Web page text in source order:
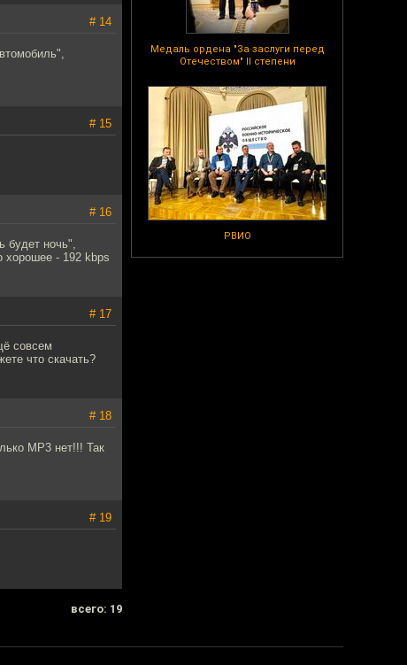
Медаль ордена "За заслуги перед
Отечеством" II степени
РВИО
# 14
# 15
# 16
будет ночь",
хорошее - 192 kbps
# 17
совсем
что скачать?
# 18
MP3 нет!!! Так
# 19
всего: 19